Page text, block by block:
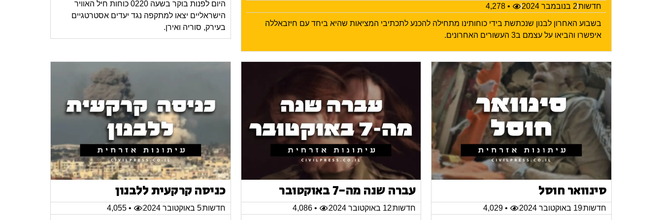
חדשות2 בנובמבר 2024 • 4,278
בשבוע האחרון לבנון שנכתשת בידי כוחותינו מתחילה להכנע לתכתיבי המציאות שהיא ביחד עם חיזבאללה
איפשרו והביאו על עצמם ב3 העשורים האחרונים.
היום לפנות בוקר בשעה 0220 כוחות חיל האוויר
הישראליים יצאו למתקפה נגד יעדים אסטרטגיים
בעירק, סוריה ואירן.
סינוואר חוסל
חדשות19 באוקטובר 2024 • 4,029
עברה שנה מה-7 באוקטובר
חדשות12 באוקטובר 2024 • 4,086
כניסה קרקעית ללבנון
חדשות5 באוקטובר 2024 • 4,055